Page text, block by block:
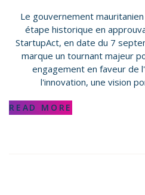
Le gouvernement
étape historique en
StartupAct, en date du 7
marque un tournant majeur
engagement en faveur de
l'innovation, une vision
READ MORE